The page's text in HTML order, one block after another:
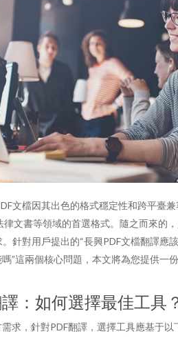
文檔因其出色的格式穩定性和跨平臺兼
文書等領域的首選格式。隨之而來的
針對用戶提出的“長興PDF文檔翻譯應
”這兩個核心問題，本文將為您提供一
：如何選擇最佳工具
求，針對PDF翻譯，選擇工具應基于以